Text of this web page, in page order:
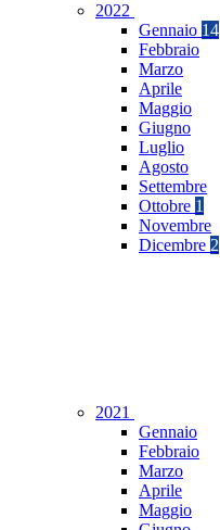
2022
Gennaio 14
Febbraio
Marzo
Aprile
Maggio
Giugno
Luglio
Agosto
Settembre
Ottobre 1
Novembre
Dicembre 2
2021
Gennaio
Febbraio
Marzo
Aprile
Maggio